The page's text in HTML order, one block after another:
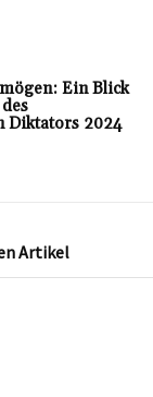
Ein Blick
Diktators 2024
Artikel